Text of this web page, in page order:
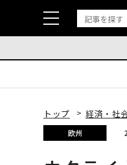
トップ 経済・社
欧州